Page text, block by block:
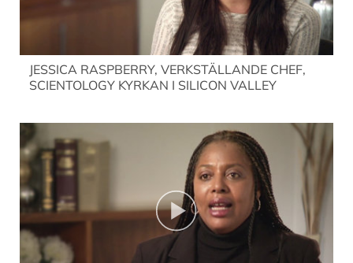
JESSICA RASPBERRY, VERKSTÄLLANDE CHEF,
SCIENTOLOGY KYRKAN I SILICON VALLEY